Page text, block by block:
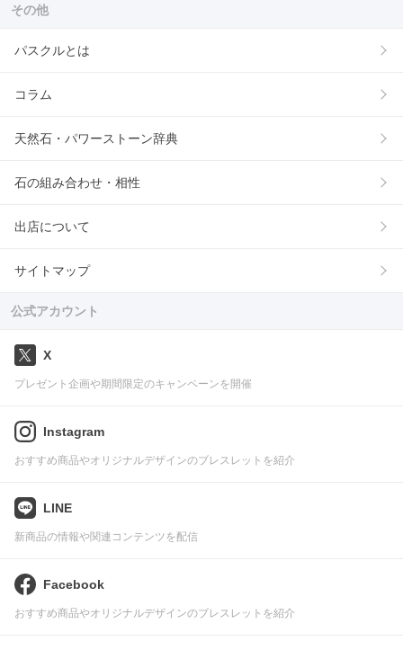
その他
パスクルとは
コラム
天然石・パワーストーン辞典
石の組み合わせ・相性
出店について
サイトマップ
公式アカウント
X
プレゼント企画や期間限定のキャンペーンを開催
Instagram
おすすめ商品やオリジナルデザインのブレスレットを紹介
LINE
新商品の情報や関連コンテンツを配信
Facebook
おすすめ商品やオリジナルデザインのブレスレットを紹介